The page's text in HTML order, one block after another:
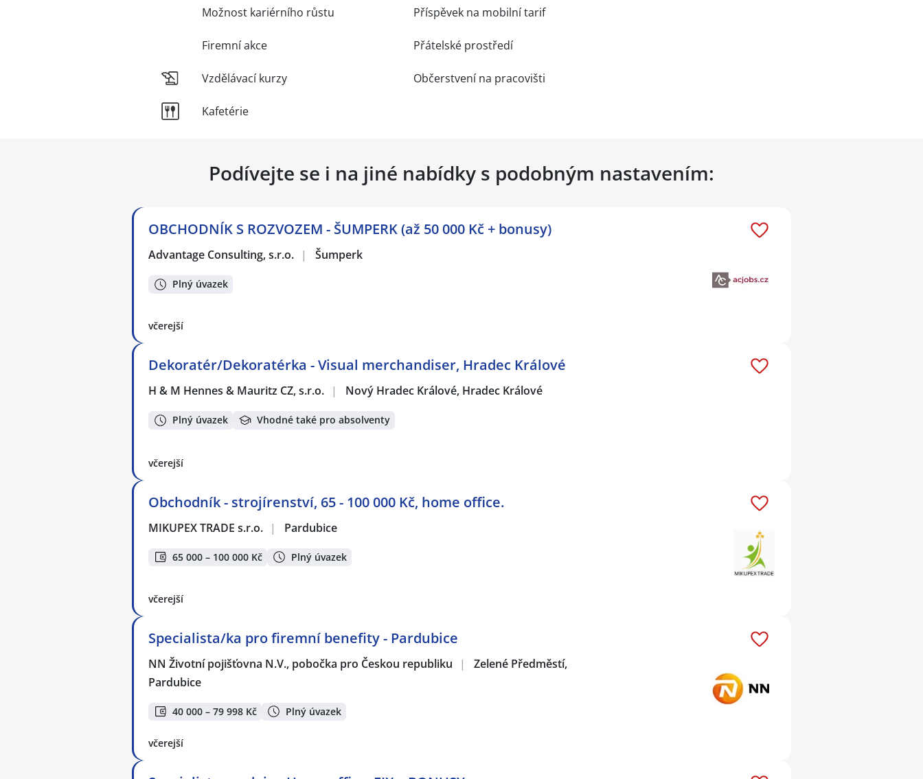
Možnost kariérního růstu
Firemní akce
Vzdělávací kurzy
Kafetérie
Příspěvek na mobilní tarif
Přátelské prostředí
Občerstvení na pracovišti
Podívejte se i na jiné nabídky s podobným nastavením:
OBCHODNÍK S ROZVOZEM - ŠUMPERK (až 50 000 Kč + bonusy)
Advantage Consulting, s.r.o. | Šumperk
Plný úvazek
včerejší
Dekoratér/Dekoratérka - Visual merchandiser, Hradec Králové
H & M Hennes & Mauritz CZ, s.r.o. | Nový Hradec Králové, Hradec Králové
Plný úvazek Vhodné také pro absolventy
včerejší
Obchodník - strojírenství, 65 - 100 000 Kč, home office.
MIKUPEX TRADE s.r.o. | Pardubice
65 000 – 100 000 Kč Plný úvazek
včerejší
Specialista/ka pro firemní benefity - Pardubice
NN Životní pojišťovna N.V., pobočka pro Českou republiku |
Zelené Předměstí,
Pardubice
40 000 – 79 998 Kč Plný úvazek
včerejší